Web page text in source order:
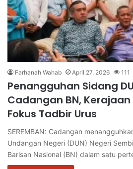
Farhanah Wahab April 27, 2026 111
Penangguhan Sidang
Cadangan BN, Kerajaan
Fokus Tadbir Urus
SEREMBAN: Cadangan
Undangan Negeri (DUN) Negeri
Barisan Nasional (BN) dalam satu